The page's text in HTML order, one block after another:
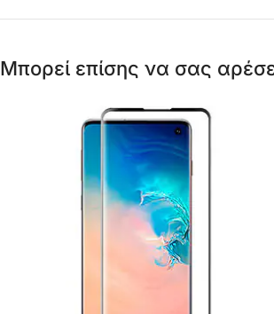
Μπορεί επίσης να σας